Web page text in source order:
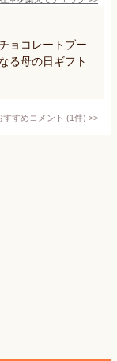
ョコレートブー
る母の日ギフト
すすめコメント (1件) >